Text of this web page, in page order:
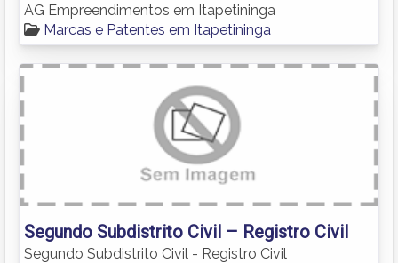
AG Empreendimentos em Itapetininga
Marcas e Patentes em Itapetininga
Segundo Subdistrito Civil – Registro Civil
Segundo Subdistrito Civil - Registro Civil